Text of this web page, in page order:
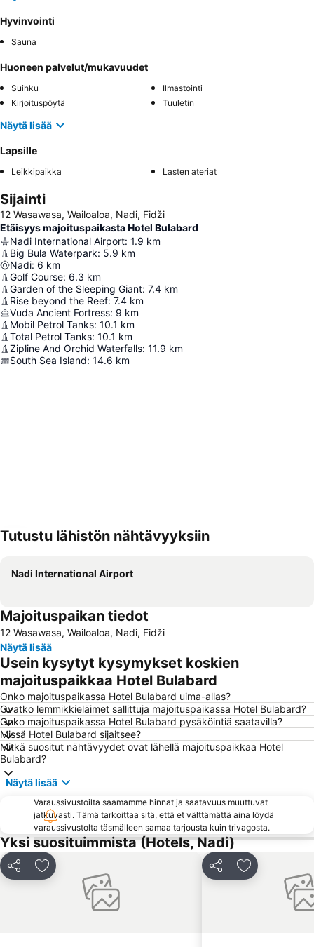
Hyvinvointi
Sauna
Huoneen palvelut/mukavuudet
Suihku
Ilmastointi
Kirjoituspöytä
Tuuletin
Näytä lisää
Lapsille
Leikkipaikka Lasten ateriat
Sijainti
12 Wasawasa, Wailoaloa, Nadi, Fidži
Etäisyys majoituspaikasta Hotel Bulabard
Nadi International Airport: 1.9 km
Big Bula Waterpark: 5.9 km
Nadi: 6 km
Golf Course: 6.3 km
Garden of the Sleeping Giant: 7.4 km
Rise beyond the Reef: 7.4 km
Vuda Ancient Fortress: 9 km
Mobil Petrol Tanks: 10.1 km
Total Petrol Tanks: 10.1 km
Zipline And Orchid Waterfalls: 11.9 km
South Sea Island: 14.6 km
Tutustu lähistön nähtävyyksiin
Nadi International Airport
Majoituspaikan tiedot
12 Wasawasa, Wailoaloa, Nadi, Fidži
Näytä lisää
Usein kysytyt kysymykset koskien
majoituspaikkaa Hotel Bulabard
Onko majoituspaikassa Hotel Bulabard uima-allas?
Ovatko lemmikkieläimet sallittuja majoituspaikassa Hotel Bulabard?
Onko majoituspaikassa Hotel Bulabard pysäköintiä saatavilla?
Missä Hotel Bulabard sijaitsee?
Mitkä suositut nähtävyydet ovat lähellä majoituspaikkaa Hotel
Bulabard?
Näytä lisää
Varaussivustoilta saamamme hinnat ja saatavuus muuttuvat
jatkuvasti. Tämä tarkoittaa sitä, että et välttämättä aina löydä
varaussivustolta täsmälleen samaa tarjousta kuin trivagosta.
Yksi suosituimmista (Hotels, Nadi)
Jaa Lisää suosikkeihin Jaa Lisää